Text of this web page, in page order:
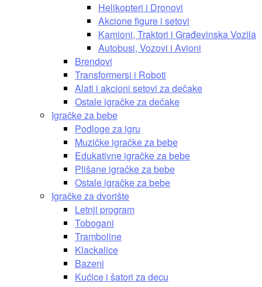
Helikopteri i Dronovi
Akcione figure i setovi
Kamioni, Traktori i Građevinska Vozila
Autobusi, Vozovi i Avioni
Brendovi
Transformersi i Roboti
Alati i akcioni setovi za dečake
Ostale igračke za dečake
Igračke za bebe
Podloge za igru
Muzičke igračke za bebe
Edukativne igračke za bebe
Plišane igračke za bebe
Ostale igračke za bebe
Igračke za dvorište
Letnji program
Tobogani
Tramboline
Klackalice
Bazeni
Kućice i šatori za decu